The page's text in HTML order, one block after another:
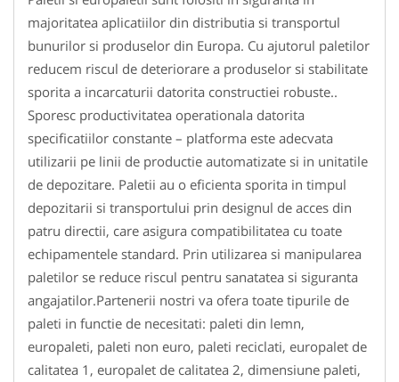
majoritatea aplicatiilor din distributia si transportul
bunurilor si produselor din Europa. Cu ajutorul paletilor
reducem riscul de deteriorare a produselor si stabilitate
sporita a incarcaturii datorita constructiei robuste..
Sporesc productivitatea operationala datorita
specificatiilor constante – platforma este adecvata
utilizarii pe linii de productie automatizate si in unitatile
de depozitare. Paletii au o eficienta sporita in timpul
depozitarii si transportului prin designul de acces din
patru directii, care asigura compatibilitatea cu toate
echipamentele standard. Prin utilizarea si manipularea
paletilor se reduce riscul pentru sanatatea si siguranta
angajatilor.Partenerii nostri va ofera toate tipurile de
paleti in functie de necesitati: paleti din lemn,
europaleti, paleti non euro, paleti reciclati, europalet de
calitatea 1, europalet de calitatea 2, dimensiune paleti,